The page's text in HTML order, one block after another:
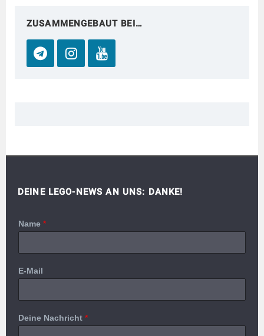
ZUSAMMENGEBAUT BEI…
DEINE LEGO-NEWS AN UNS: DANKE!
Name *
E-Mail
Deine Nachricht *